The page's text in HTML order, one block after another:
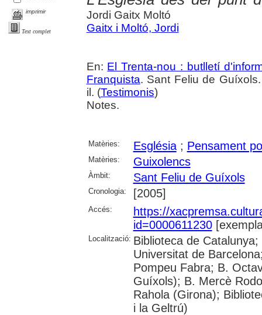
imprimir
Text complet
Jordi Gaitx Moltó
Gaitx i Moltó, Jordi
En: El Trenta-nou : butlletí
Franquista. Sant Feliu de
il. (Testimonis)
Notes.
Matèries: Església; Pensament
Matèries: Guixolencs
Àmbit: Sant Feliu de Guíxols
Cronologia: [2005]
Accés:
https://
id=0000611230
Localització: Biblioteca de
Universitat de
Pompeu Fabra; B.
Guíxols); B. Mercè
Rahola (Girona);
i la Geltrú)